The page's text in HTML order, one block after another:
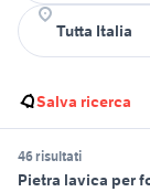
Salva ricerca
46 risultati
Pietra lavica per